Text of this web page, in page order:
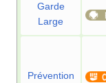
Garde
Large
Prévention